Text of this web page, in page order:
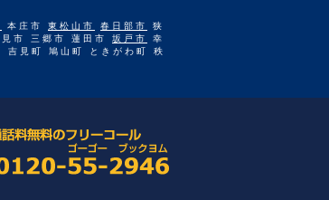
本庄市 東松山市 春日部市
狭
市 三郷市 蓮田市 坂戸市
幸
見町 鳩山町 ときがわ町 秩